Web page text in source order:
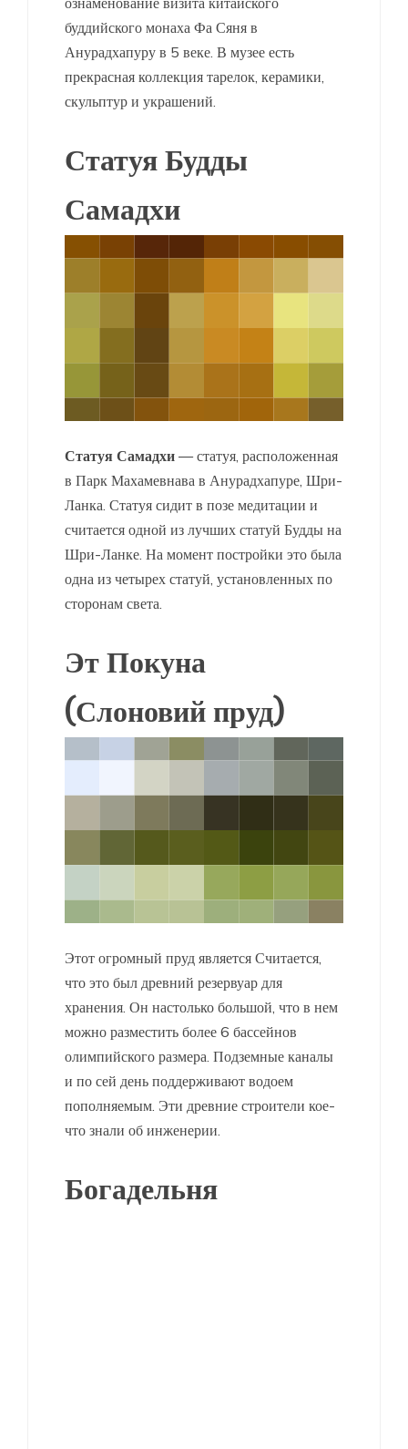
буддийского монаха Фа Сяня в
Анурадхапуру в 5 веке. В музее есть
прекрасная коллекция тарелок, керамики,
скульптур и украшений.
Статуя Будды
Самадхи
Статуя Самадхи — статуя, расположенная
в Парк Махамевнава в Анурадхапуре, Шри-
Ланка. Статуя сидит в позе медитации и
считается одной из лучших статуй Будды на
Шри-Ланке. На момент постройки это была
одна из четырех статуй, установленных по
сторонам света.
Эт Покуна
(Слоновий пруд)
Этот огромный пруд является Считается,
что это был древний резервуар для
хранения. Он настолько большой, что в нем
можно разместить более 6 бассейнов
олимпийского размера. Подземные каналы
и по сей день поддерживают водоем
пополняемым. Эти древние строители кое-
что знали об инженерии.
Богадельня